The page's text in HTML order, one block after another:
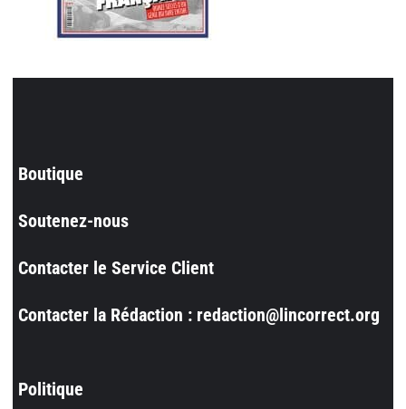
Boutique
Soutenez-nous
Contacter le Service Client
Contacter la Rédaction : redaction@lincorrect.org
Politique